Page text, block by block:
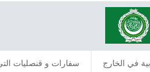
في الخارج سفارات و قنصليات